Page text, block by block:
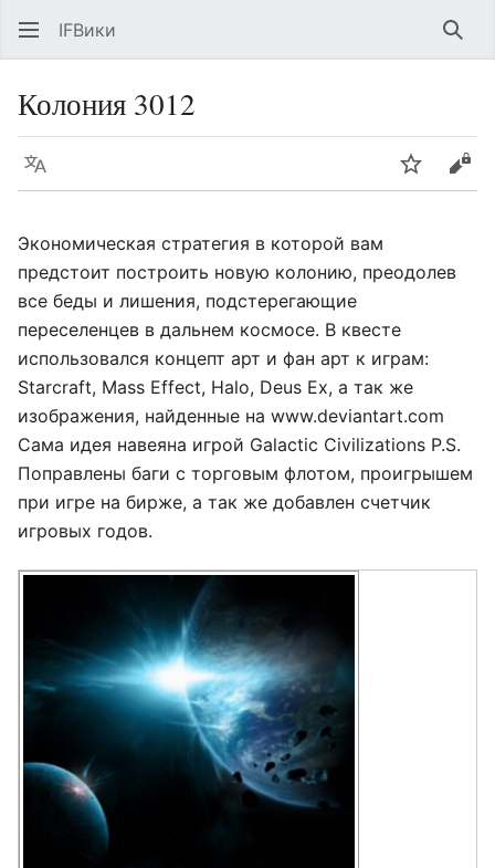
IFВики
Колония 3012
Язык Следить
Экономическая стратегия в которой вам
предстоит построить новую колонию, преодолев
все беды и лишения, подстерегающие
переселенцев в дальнем космосе. В квесте
использовался концепт арт и фан арт к играм:
Starcraft, Mass Effect, Halo, Deus Ex, а так же
изображения, найденные на www.deviantart.com
Сама идея навеяна игрой Galactic Civilizations P.S.
Поправлены баги с торговым флотом, проигрышем
при игре на бирже, а так же добавлен счетчик
игровых годов.